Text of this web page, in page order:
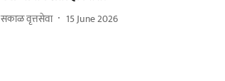
सकाळ वृत्तसेवा 15 June 2026